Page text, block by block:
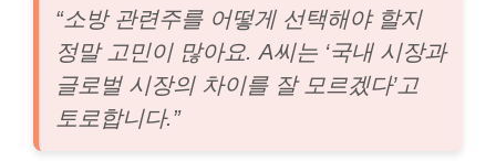
“소방 관련주를 어떻게 선택해야 할지
정말 고민이 많아요. A씨는 ‘국내 시장과
글로벌 시장의 차이를 잘 모르겠다’고
토로합니다.”